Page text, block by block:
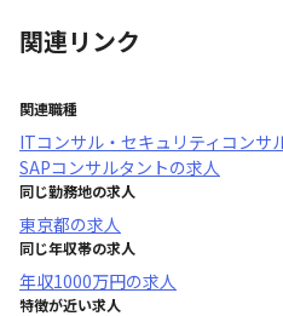
関連リンク
関連職種
ITコンサル・セキュリティコンサ
SAPコンサルタントの求人
同じ勤務地の求人
東京都の求人
同じ年収帯の求人
年収1000万円の求人
特徴が近い求人